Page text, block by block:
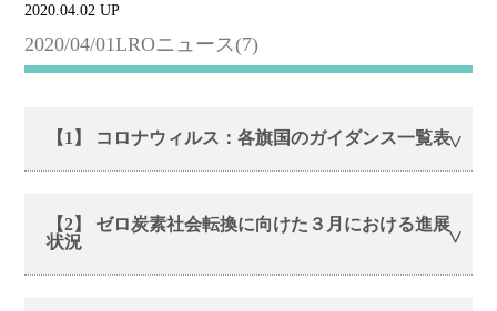
2020.04.02 UP
2020/04/01LROニュース(7)
【1】 コロナウィルス：各旗国のガイダンス一覧表
【2】 ゼロ炭素社会転換に向けた３月における進展
状況